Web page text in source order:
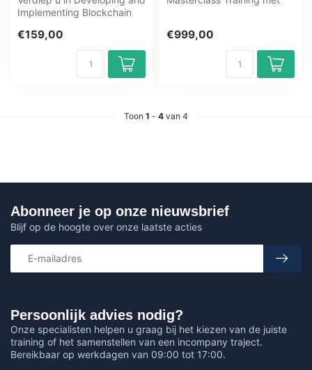
Implementing Blockchain
learnin...
€159,00 €999,00
Toon 1 - 4 van 4
Persoonlijk advies nodig?
Onze specialisten helpen u graag bij het kiezen van de juiste
training of het samenstellen van een incompany traject.
Bereikbaar op werkdagen van 09:00 tot 17:00.
Abonneer je op onze nieuwsbrief
Blijf op de hoogte over onze laatste acties